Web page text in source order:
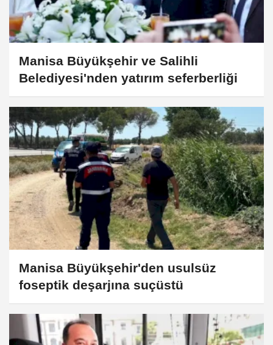
Manisa Büyükşehir ve Salihli
Belediyesi'nden yatırım seferberliği
Manisa Büyükşehir'den usulsüz
foseptik deşarjına suçüstü